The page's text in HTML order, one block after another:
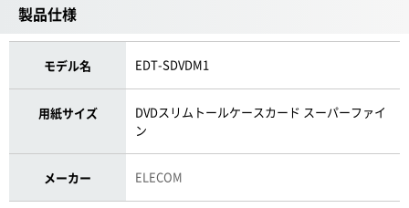
製品仕様
モデル名 EDT-SDVDM1
用紙サイズ
DVDスリムトールケースカード スーパーファイ
ン
メーカー ELECOM